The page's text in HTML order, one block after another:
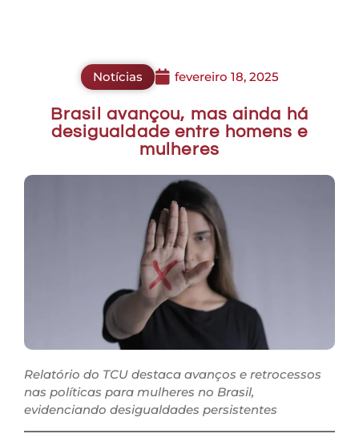
Notícias fevereiro 18, 2025
Brasil avançou, mas ainda há
desigualdade entre homens e
mulheres
Relatório do TCU destaca avanços e retrocessos
nas políticas para mulheres no Brasil,
evidenciando desigualdades persistentes